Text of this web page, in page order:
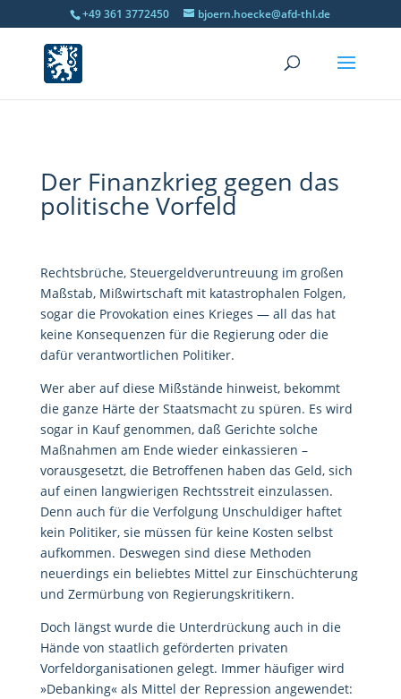
+49 361 3772450 bjoern.hoecke@afd-thl.de
Der Finanzkrieg gegen das
politische Vorfeld
Rechtsbrüche, Steuergeldveruntreuung im großen
Maßstab, Mißwirtschaft mit katastrophalen Folgen,
sogar die Provokation eines Krieges — all das hat
keine Konsequenzen für die Regierung oder die
dafür verantwortlichen Politiker.
Wer aber auf diese Mißstände hinweist, bekommt
die ganze Härte der Staatsmacht zu spüren. Es wird
sogar in Kauf genommen, daß Gerichte solche
Maßnahmen am Ende wieder einkassieren –
vorausgesetzt, die Betroffenen haben das Geld, sich
auf einen langwierigen Rechtsstreit einzulassen.
Denn auch für die Verfolgung Unschuldiger haftet
kein Politiker, sie müssen für keine Kosten selbst
aufkommen. Deswegen sind diese Methoden
neuerdings ein beliebtes Mittel zur Einschüchterung
und Zermürbung von Regierungskritikern.
Doch längst wurde die Unterdrückung auch in die
Hände von staatlich geförderten privaten
Vorfeldorganisationen gelegt. Immer häufiger wird
»Debanking« als Mittel der Repression angewendet: